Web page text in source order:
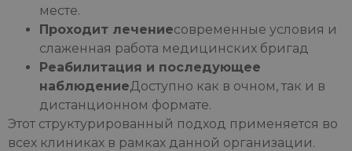
месте.
Проходит лечениесовременные условия и
слаженная работа медицинских бригад
Реабилитация и последующее
наблюдениеДоступно как в очном, так и в
дистанционном формате.
Этот структурированный подход применяется во
всех клиниках в рамках данной организации.